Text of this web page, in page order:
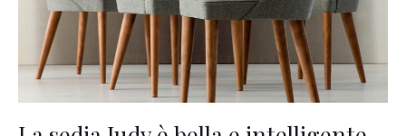
intelligente.
Chissà
questo
video
lo